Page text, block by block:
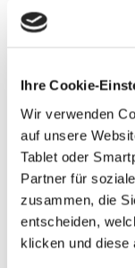
Ihre Cookie-
Wir verwenden
auf unsere
Tablet oder
Partner für
zusammen, die
entscheiden,
klicken und diese